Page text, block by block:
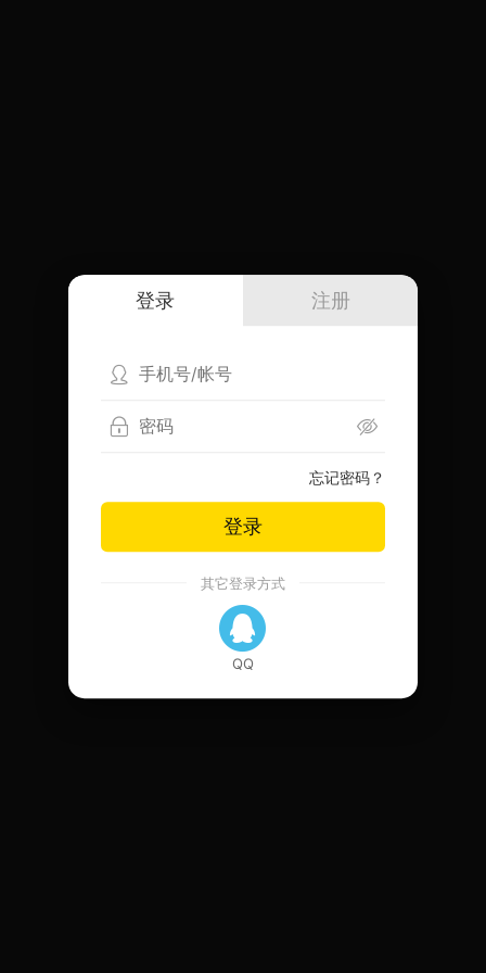
登录 注册
忘记密码？
登录
其它登录方式
QQ